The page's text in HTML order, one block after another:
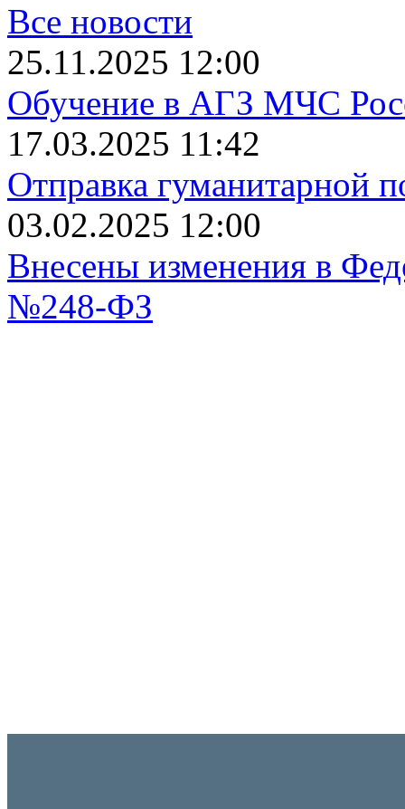
Все новости
25.11.2025 12:00
Обучение в АГЗ МЧС
17.03.2025 11:42
Отправка гуманитарной
03.02.2025 12:00
Внесены изменения в
№248-ФЗ